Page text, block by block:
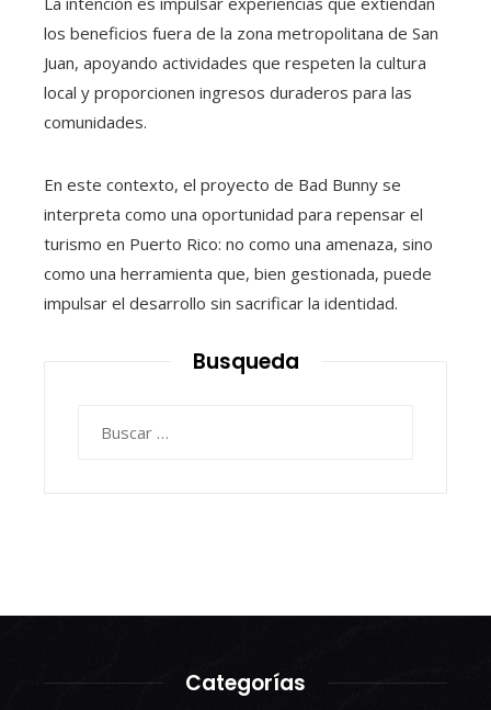
los beneficios fuera de la zona metropolitana de San
Juan, apoyando actividades que respeten la cultura
local y proporcionen ingresos duraderos para las
comunidades.
En este contexto, el proyecto de Bad Bunny se
interpreta como una oportunidad para repensar el
turismo en Puerto Rico: no como una amenaza, sino
como una herramienta que, bien gestionada, puede
impulsar el desarrollo sin sacrificar la identidad.
Busqueda
Categorías